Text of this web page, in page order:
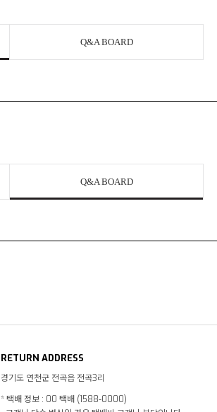
Q&A BOARD
Q&A BOARD
RETURN ADDRESS
경기도 연천군 전곡읍 전곡3리
* 택배 정보 : 00 택배 (1588-0000)